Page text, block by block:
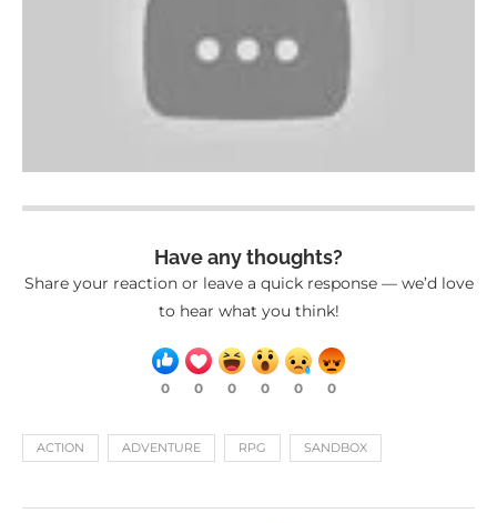
Have any thoughts?
Share your reaction or leave a quick response — we’d love
to hear what you think!
0 0 0 0 0 0
ACTION ADVENTURE RPG SANDBOX